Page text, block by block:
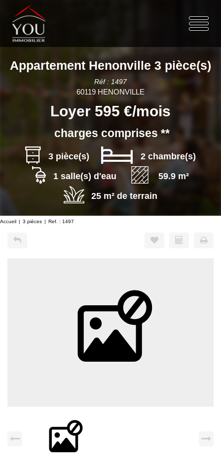
Appartement Henonville 3 pièce(s)
Réf : 1497
60119 HENONVILLE
Loyer 595 €/mois
charges comprises **
3 pièce(s)
2 chambre(s)
1 salle(s) d'eau
59.9 m²
25 m² de terrain
Accueil 3 pièces Ref. : 1497